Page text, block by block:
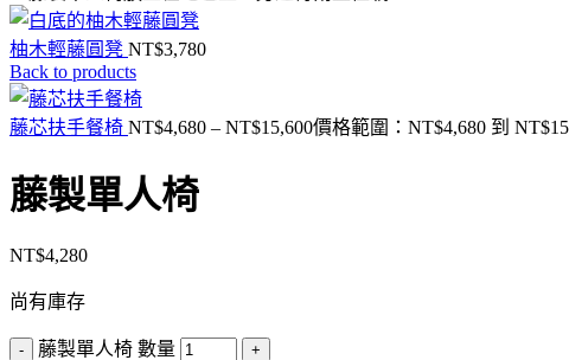
柚木輕藤圓凳 NT$3,780
Back to products
藤芯扶手餐椅 NT$4,680 – NT$15,600價格範圍：NT$4,680 到
藤製單人椅
NT$4,280
尚有庫存
藤製單人椅 數量